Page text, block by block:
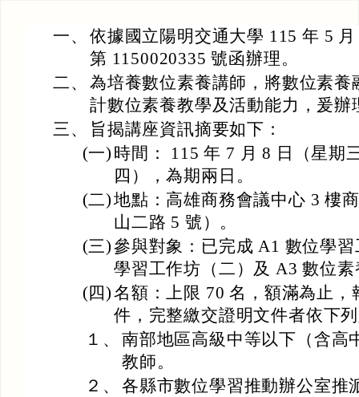
一、 依據國立陽明交通大學 115 年 5
第 1150020335 號函辦理。
二、 為培養數位素養講師，將數位素
計數位素養教學及活動能力，爰辦
三、
旨揭講座資訊摘要如下：
(一) 時間： 115 年 7 月 8 日（星期
四），為期兩日。
(二)地點：高雄商務會議中心 3 樓
山二路 5 號）。
(三)參與對象：已完成 A1 數位學
學習工作坊（二）及 A3 數位
(四)名額：上限 70 名，額滿為止
件，完整繳交證明文件者依下
１、 南部地區高級中等以下（含高
教師。
２、 各縣市數位學習推動辦公室推